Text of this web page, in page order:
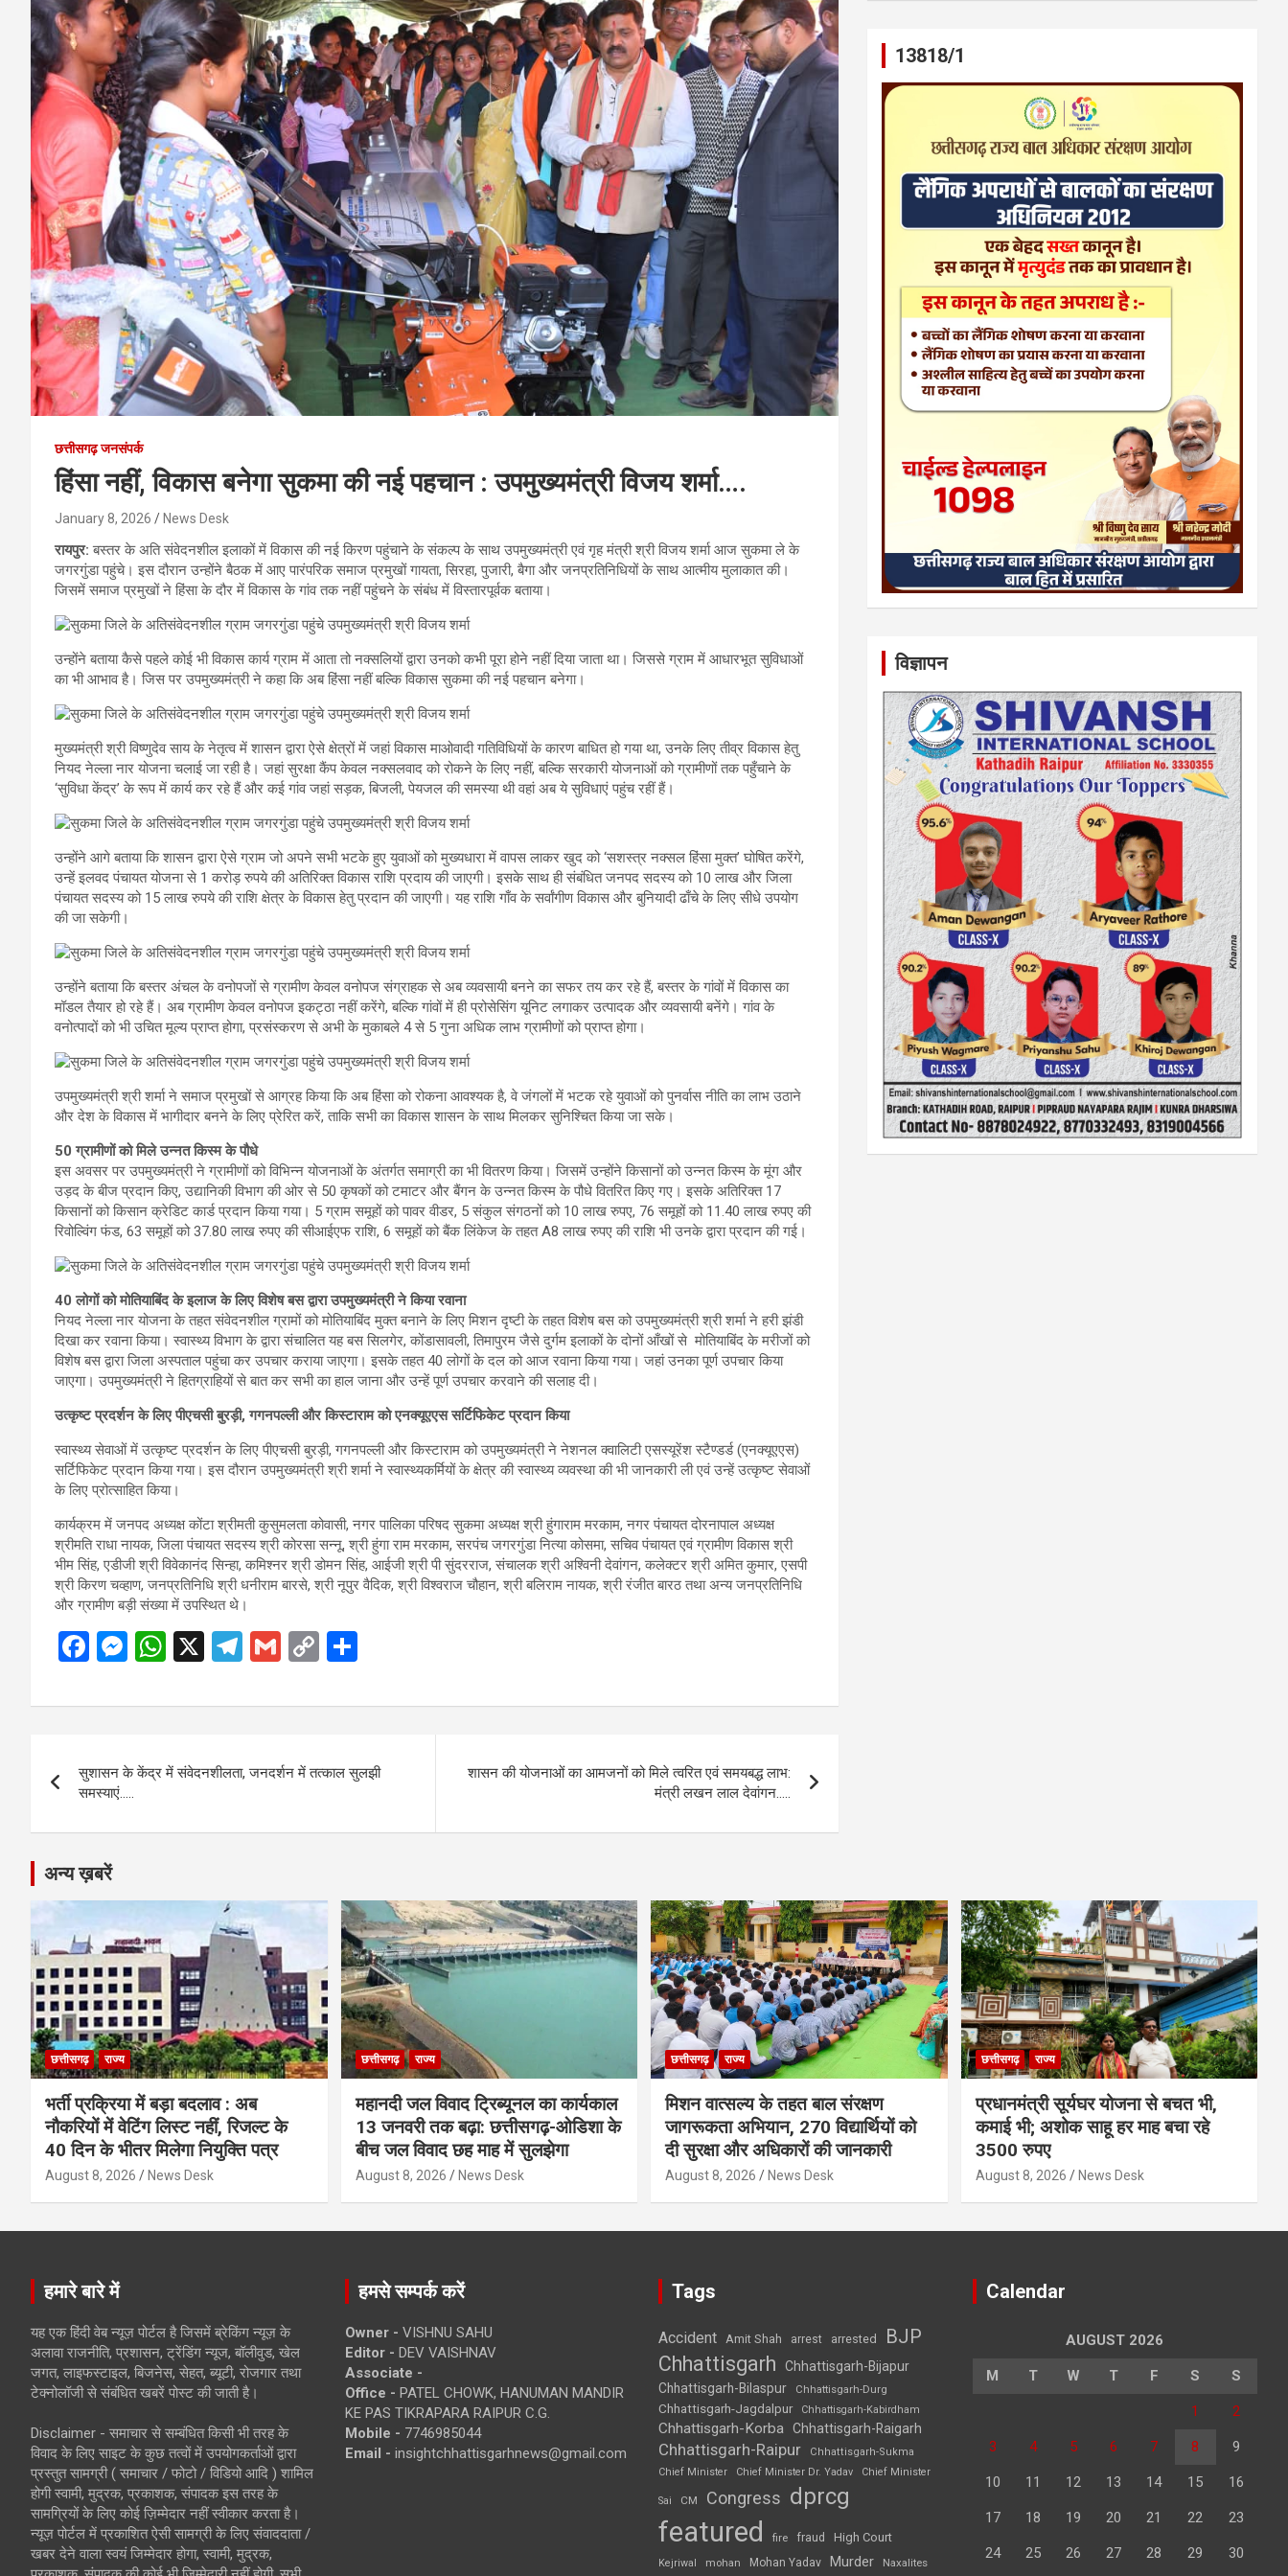
छत्तीसगढ़ जनसंपर्क
हिंसा नहीं, विकास बनेगा सुकमा की नई पहचान : उपमुख्यमंत्री विजय शर्मा….
January 8, 2026 News Desk
रायपुर:बस्तर के अति संवेदनशील इलाकों में विकास की नई किरण पहुंचाने के संकल्प के साथ उपमुख्यमंत्री एवं गृह मंत्री श्री विजय शर्मा आज सुकमा ले के
जगरगुंडा पहुंचे। इस दौरान उन्होंने बैठक में आए पारंपरिक समाज प्रमुखों गायता, सिरहा, पुजारी, बैगा और जनप्रतिनिधियों के साथ आत्मीय मुलाकात की।
जिसमें समाज प्रमुखों ने हिंसा के दौर में विकास के गांव तक नहीं पहुंचने के संबंध में विस्तारपूर्वक बताया।
उन्होंने बताया कैसे पहले कोई भी विकास कार्य ग्राम में आता तो नक्सलियों द्वारा उनको कभी पूरा होने नहीं दिया जाता था। जिससे ग्राम में आधारभूत सुविधाओं
का भी आभाव है। जिस पर उपमुख्यमंत्री ने कहा कि अब हिंसा नहीं बल्कि विकास सुकमा की नई पहचान बनेगा।
मुख्यमंत्री श्री विष्णुदेव साय के नेतृत्व में शासन द्वारा ऐसे क्षेत्रों में जहां विकास माओवादी गतिविधियों के कारण बाधित हो गया था, उनके लिए तीव्र विकास हेतु
नियद नेल्ला नार योजना चलाई जा रही है। जहां सुरक्षा कैंप केवल नक्सलवाद को रोकने के लिए नहीं, बल्कि सरकारी योजनाओं को ग्रामीणों तक पहुँचाने के
‘सुविधा केंद्र’ के रूप में कार्य कर रहे हैं और कई गांव जहां सड़क, बिजली, पेयजल की समस्या थी वहां अब ये सुविधाएं पहुंच रहीं हैं।
उन्होंने आगे बताया कि शासन द्वारा ऐसे ग्राम जो अपने सभी भटके हुए युवाओं को मुख्यधारा में वापस लाकर खुद को ‘सशस्त्र नक्सल हिंसा मुक्त’ घोषित करेंगे,
उन्हें इलवद पंचायत योजना से 1 करोड़ रुपये की अतिरिक्त विकास राशि प्रदाय की जाएगी। इसके साथ ही संबंधित जनपद सदस्य को 10 लाख और जिला
पंचायत सदस्य को 15 लाख रुपये की राशि क्षेत्र के विकास हेतु प्रदान की जाएगी। यह राशि गाँव के सर्वांगीण विकास और बुनियादी ढाँचे के लिए सीधे उपयोग
की जा सकेगी।
उन्होंने बताया कि बस्तर अंचल के वनोपजों से ग्रामीण केवल वनोपज संग्राहक से अब व्यवसायी बनने का सफर तय कर रहे हैं, बस्तर के गांवों में विकास का
मॉडल तैयार हो रहे हैं। अब ग्रामीण केवल वनोपज इकट्ठा नहीं करेंगे, बल्कि गांवों में ही प्रोसेसिंग यूनिट लगाकर उत्पादक और व्यवसायी बनेंगे। गांव के
वनोत्पादों को भी उचित मूल्य प्राप्त होगा, प्रसंस्करण से अभी के मुकाबले 4 से 5 गुना अधिक लाभ ग्रामीणों को प्राप्त होगा।
उपमुख्यमंत्री श्री शर्मा ने समाज प्रमुखों से आग्रह किया कि अब हिंसा को रोकना आवश्यक है, वे जंगलों में भटक रहे युवाओं को पुनर्वास नीति का लाभ उठाने
और देश के विकास में भागीदार बनने के लिए प्रेरित करें, ताकि सभी का विकास शासन के साथ मिलकर सुनिश्चित किया जा सके।
50 ग्रामीणों को मिले उन्नत किस्म के पौधे
इस अवसर पर उपमुख्यमंत्री ने ग्रामीणों को विभिन्न योजनाओं के अंतर्गत समाग्री का भी वितरण किया। जिसमें उन्होंने किसानों को उन्नत किस्म के मूंग और
उड़द के बीज प्रदान किए, उद्यानिकी विभाग की ओर से 50 कृषकों को टमाटर और बैंगन के उन्नत किस्म के पौधे वितरित किए गए। इसके अतिरिक्त 17
किसानों को किसान क्रेडिट कार्ड प्रदान किया गया। 5 ग्राम समूहों को पावर वीडर, 5 संकुल संगठनों को 10 लाख रुपए, 76 समूहों को 11.40 लाख रुपए की
रिवोल्विंग फंड, 63 समूहों को 37.80 लाख रुपए की सीआईएफ राशि, 6 समूहों को बैंक लिंकेज के तहत A8 लाख रुपए की राशि भी उनके द्वारा प्रदान की गई।
40 लोगों को मोतियाबिंद के इलाज के लिए विशेष बस द्वारा उपमुख्यमंत्री ने किया रवाना
नियद नेल्ला नार योजना के तहत संवेदनशील ग्रामों को मोतियाबिंद मुक्त बनाने के लिए मिशन दृष्टी के तहत विशेष बस को उपमुख्यमंत्री श्री शर्मा ने हरी झंडी
दिखा कर रवाना किया। स्वास्थ्य विभाग के द्वारा संचालित यह बस सिलगेर, कोंडासावली, तिमापुरम जैसे दुर्गम इलाकों के दोनों आँखों से मोतियाबिंद के मरीजों को
विशेष बस द्वारा जिला अस्पताल पहुंचा कर उपचार कराया जाएगा। इसके तहत 40 लोगों के दल को आज रवाना किया गया। जहां उनका पूर्ण उपचार किया
जाएगा। उपमुख्यमंत्री ने हितग्राहियों से बात कर सभी का हाल जाना और उन्हें पूर्ण उपचार करवाने की सलाह दी।
उत्कृष्ट प्रदर्शन के लिए पीएचसी बुरड़ी, गगनपल्ली और किस्टाराम को एनक्यूएएस सर्टिफिकेट प्रदान किया
स्वास्थ्य सेवाओं में उत्कृष्ट प्रदर्शन के लिए पीएचसी बुरड़ी, गगनपल्ली और किस्टाराम को उपमुख्यमंत्री ने नेशनल क्वालिटी एसस्यूरेंश स्टैण्डर्ड (एनक्यूएएस)
सर्टिफिकेट प्रदान किया गया। इस दौरान उपमुख्यमंत्री श्री शर्मा ने स्वास्थ्यकर्मियों के क्षेत्र की स्वास्थ्य व्यवस्था की भी जानकारी ली एवं उन्हें उत्कृष्ट सेवाओं
के लिए प्रोत्साहित किया।
कार्यक्रम में जनपद अध्यक्ष कोंटा श्रीमती कुसुमलता कोवासी, नगर पालिका परिषद सुकमा अध्यक्ष श्री हुंगाराम मरकाम, नगर पंचायत दोरनापाल अध्यक्ष
श्रीमति राधा नायक, जिला पंचायत सदस्य श्री कोरसा सन्नू, श्री हुंगा राम मरकाम, सरपंच जगरगुंडा नित्या कोसमा, सचिव पंचायत एवं ग्रामीण विकास श्री
भीम सिंह, एडीजी श्री विवेकानंद सिन्हा, कमिश्नर श्री डोमन सिंह, आईजी श्री पी सुंदरराज, संचालक श्री अश्विनी देवांगन, कलेक्टर श्री अमित कुमार, एसपी
श्री किरण चव्हाण, जनप्रतिनिधि श्री धनीराम बारसे, श्री नूपुर वैदिक, श्री विश्वराज चौहान, श्री बलिराम नायक, श्री रंजीत बारठ तथा अन्य जनप्रतिनिधि
और ग्रामीण बड़ी संख्या में उपस्थित थे।
F
ce
o
o
k
M
se
g
er
W
at
A
p
X
T
e
a
G
ail
C
py
n
ar
navigation
सुशासन के केंद्र में संवेदनशीलता, जनदर्शन में तत्काल सुलझी
समस्याएं…..
शासन की योजनाओं का आमजनों को मिले त्वरित एवं समयबद्ध लाभ:
मंत्री लखन लाल देवांगन…..
13818/1
विज्ञापन
अन्य ख़बरें
छत्तीसगढ़ राज्य
भर्ती प्रक्रिया में बड़ा बदलाव : अब
नौकरियों में वेटिंग लिस्ट नहीं, रिजल्ट के
40 दिन के भीतर मिलेगा नियुक्ति पत्र
August 8, 2026 News Desk
छत्तीसगढ़ राज्य
महानदी जल विवाद ट्रिब्यूनल का कार्यकाल
13 जनवरी तक बढ़ा: छत्तीसगढ़-ओडिशा के
बीच जल विवाद छह माह में सुलझेगा
August 8, 2026 News Desk
छत्तीसगढ़ राज्य
मिशन वात्सल्य के तहत बाल संरक्षण
जागरूकता अभियान, 270 विद्यार्थियों को
दी सुरक्षा और अधिकारों की जानकारी
August 8, 2026 News Desk
छत्तीसगढ़ राज्य
प्रधानमंत्री सूर्यघर योजना से बचत भी,
कमाई भी; अशोक साहू हर माह बचा रहे
3500 रुपए
August 8, 2026 News Desk
हमारे बारे में
यह एक हिंदी वेब न्यूज़ पोर्टल है जिसमें ब्रेकिंग न्यूज़ के
अलावा राजनीति, प्रशासन, ट्रेंडिंग न्यूज, बॉलीवुड, खेल
जगत, लाइफस्टाइल, बिजनेस, सेहत, ब्यूटी, रोजगार तथा
टेक्नोलॉजी से संबंधित खबरें पोस्ट की जाती है।
Disclaimer - समाचार से सम्बंधित किसी भी तरह के
विवाद के लिए साइट के कुछ तत्वों में उपयोगकर्ताओं द्वारा
प्रस्तुत सामग्री ( समाचार / फोटो / विडियो आदि ) शामिल
होगी स्वामी, मुद्रक, प्रकाशक, संपादक इस तरह के
सामग्रियों के लिए कोई ज़िम्मेदार नहीं स्वीकार करता है।
न्यूज़ पोर्टल में प्रकाशित ऐसी सामग्री के लिए संवाददाता /
खबर देने वाला स्वयं जिम्मेदार होगा, स्वामी, मुद्रक,
हमसे सम्पर्क करें
Owner - VISHNU SAHU
Editor - DEV VAISHNAV
Associate -
Office - PATEL CHOWK, HANUMAN MANDIR
KE PAS TIKRAPARA RAIPUR C.G.
Mobile - 7746985044
Email - insightchhattisgarhnews@gmail.com
Tags
Accident Amit Shah arrest arrested BJP
Chhattisgarh
Chhattisgarh-Bijapur
Chhattisgarh-Bilaspur
Chhattisgarh-Durg
Chhattisgarh-Jagdalpur Chhattisgarh-Kabirdham
Chhattisgarh-Korba Chhattisgarh-Raigarh
Chhattisgarh-Raipur
Chhattisgarh-Sukma
Chief Minister
Chief Minister Dr. Yadav Chief Minister
Sai CM Congress dprcg
featured fire fraud High Court
Kejriwal mohan Mohan Yadav Murder Naxalites
Calendar
AUGUST 2026
M T W T F S S
1 2
3 4 5 6 7 8 9
10 11 12 13 14 15 16
17 18 19 20 21 22 23
24 25 26 27 28 29 30